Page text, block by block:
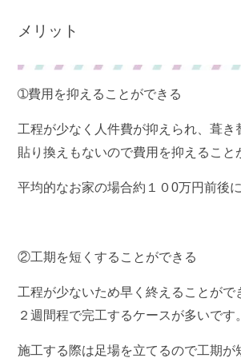
メリット
➀費用を抑えることができる
工程が少なく人件費が抑えられ、葺き
貼り換えもないので費用を抑えること
平均的なお家の場合約１０0万円前後
②工期を短くすることができる
工程が少ないため早く終えることがで
２週間程で完工するケースが多いです。
施工する際は足場を立てるので工期が